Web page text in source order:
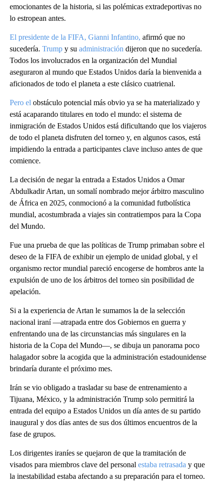
emocionantes de la historia, si las polémicas extradeportivas no
lo estropean antes.
El presidente de la FIFA, Gianni Infantino, afirmó que no
sucedería. Trump y su administración dijeron que no sucedería.
Todos los involucrados en la organización del Mundial
aseguraron al mundo que Estados Unidos daría la bienvenida a
aficionados de todo el planeta a este clásico cuatrienal.
Pero el obstáculo potencial más obvio ya se ha materializado y
está acaparando titulares en todo el mundo: el sistema de
inmigración de Estados Unidos está dificultando que los viajeros
de todo el planeta disfruten del torneo y, en algunos casos, está
impidiendo la entrada a participantes clave incluso antes de que
comience.
La decisión de negar la entrada a Estados Unidos a Omar
Abdulkadir Artan, un somalí nombrado mejor árbitro masculino
de África en 2025, conmocionó a la comunidad futbolística
mundial, acostumbrada a viajes sin contratiempos para la Copa
del Mundo.
Fue una prueba de que las políticas de Trump primaban sobre el
deseo de la FIFA de exhibir un ejemplo de unidad global, y el
organismo rector mundial pareció encogerse de hombros ante la
expulsión de uno de los árbitros del torneo sin posibilidad de
apelación.
Si a la experiencia de Artan le sumamos la de la selección
nacional iraní —atrapada entre dos Gobiernos en guerra y
enfrentando una de las circunstancias más singulares en la
historia de la Copa del Mundo—, se dibuja un panorama poco
halagador sobre la acogida que la administración estadounidense
brindaría durante el próximo mes.
Irán se vio obligado a trasladar su base de entrenamiento a
Tijuana, México, y la administración Trump solo permitirá la
entrada del equipo a Estados Unidos un día antes de su partido
inaugural y dos días antes de sus dos últimos encuentros de la
fase de grupos.
Los dirigentes iraníes se quejaron de que la tramitación de
visados ​​para miembros clave del personal estaba retrasada y que
la inestabilidad estaba afectando a su preparación para el torneo.